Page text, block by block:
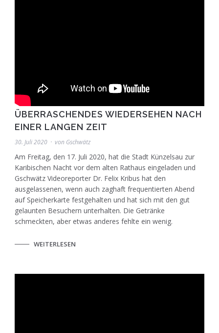
ÜBERRASCHENDES WIEDERSEHEN NACH
EINER LANGEN ZEIT
30. Juli 2020 von Gschwätz
Am Freitag, den 17. Juli 2020, hat die Stadt Künzelsau zur
Karibischen Nacht vor dem alten Rathaus eingeladen und
Gschwätz Videoreporter Dr. Felix Kribus hat den
ausgelassenen, wenn auch zaghaft frequentierten Abend
auf Speicherkarte festgehalten und hat sich mit den gut
gelaunten Besuchern unterhalten. Die Getränke
schmeckten, aber etwas anderes fehlte ein wenig.
WEITERLESEN